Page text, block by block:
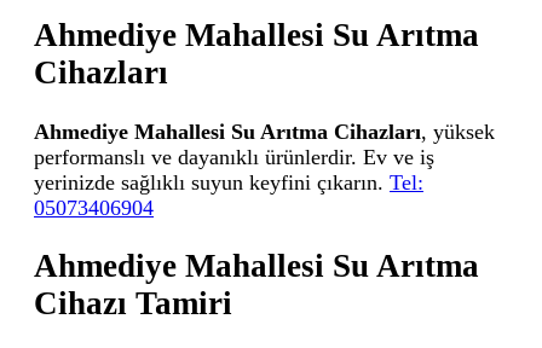
Ahmediye Mahallesi Su Arıtma
Cihazları
Ahmediye Mahallesi Su Arıtma Cihazları, yüksek
performanslı ve dayanıklı ürünlerdir. Ev ve iş
yerinizde sağlıklı suyun keyfini çıkarın. Tel:
05073406904
Ahmediye Mahallesi Su Arıtma
Cihazı Tamiri